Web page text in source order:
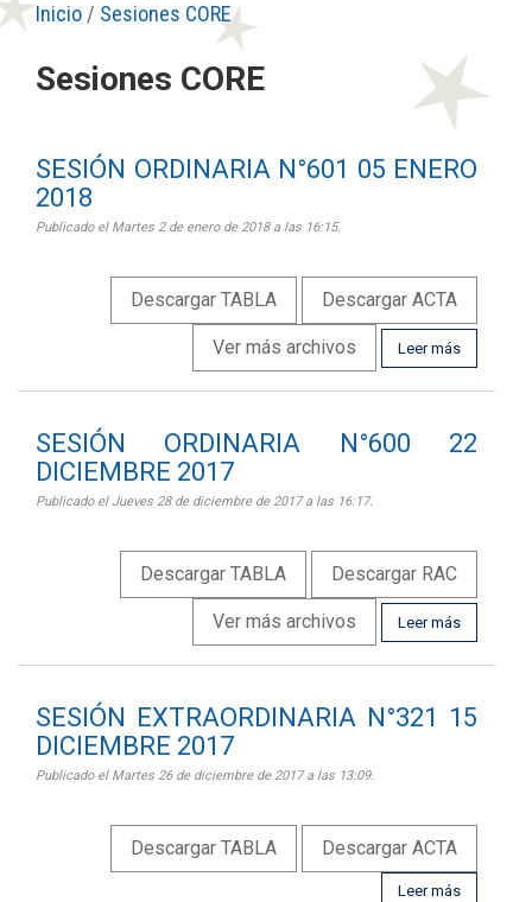
Inicio / Sesiones CORE
Sesiones CORE
SESIÓN ORDINARIA N°601 05 ENERO
2018
Publicado el Martes 2 de enero de 2018 a las 16:15.
Descargar TABLA Descargar ACTA
Ver más archivos Leer más
SESIÓN ORDINARIA N°600 22
DICIEMBRE 2017
Publicado el Jueves 28 de diciembre de 2017 a las 16:17.
Descargar TABLA Descargar RAC
Ver más archivos Leer más
SESIÓN EXTRAORDINARIA N°321 15
DICIEMBRE 2017
Publicado el Martes 26 de diciembre de 2017 a las 13:09.
Descargar TABLA Descargar ACTA
Leer más